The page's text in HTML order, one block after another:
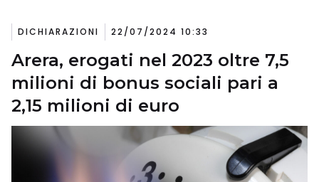
DICHIARAZIONI 22/07/2024 10:33
Arera, erogati nel 2023 oltre 7,5
milioni di bonus sociali pari a
2,15 milioni di euro